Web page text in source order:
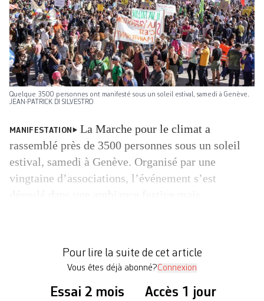
Quelque 3500 personnes ont manifesté sous un soleil estival, samedi à Genève.
JEAN-PATRICK DI SILVESTRO
MANIFESTATION
La Marche pour le climat a
rassemblé près de 3500 personnes sous un soleil
estival, samedi à Genève. Organisé par une
vingtaine d’associations, l’événement s’est
mobilité, de la finance […]
Pour lire la suite de cet article
Vous êtes déjà abonné?Connexion
Essai 2 mois Accès 1 jour